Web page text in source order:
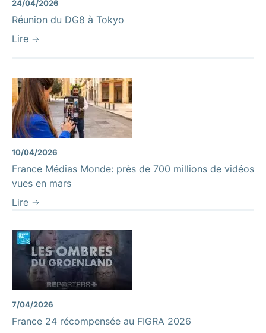
24/04/2026
Réunion du DG8 à Tokyo
Lire
10/04/2026
France Médias Monde: près de 700 millions de vidéos
vues en mars
Lire
7/04/2026
France 24 récompensée au FIGRA 2026